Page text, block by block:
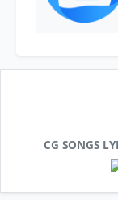
CG SONGS